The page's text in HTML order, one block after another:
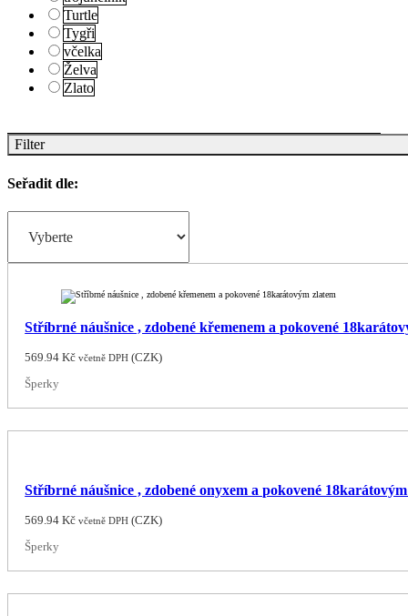
Turtle
Tygři
včelka
Želva
Zlato
Filter
Seřadit dle:
Stříbrné náušnice , zdobené křemenem a pokovené
569.94Kč včetně DPH (CZK)
Šperky
Stříbrné náušnice , zdobené onyxem a pokovené
569.94Kč včetně DPH (CZK)
Šperky